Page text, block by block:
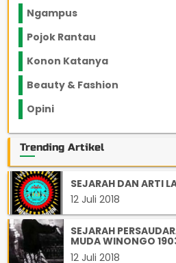
Ngampus
Pojok Rantau
Konon Katanya
Beauty & Fashion
Opini
Trending Artikel
SEJARAH DAN ARTI
12 Juli 2018
SEJARAH
MUDA WINONGO
12 Juli 2018